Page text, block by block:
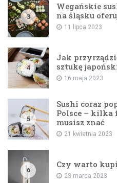
3
Wegańskie
na śląsku
11 lipca 2023
4
Jak
sztukę
16 maja 2023
5
Sushi coraz
Polsce – kilka
musisz znać
21 kwietnia 2023
6
Czy warto
23 marca 2023